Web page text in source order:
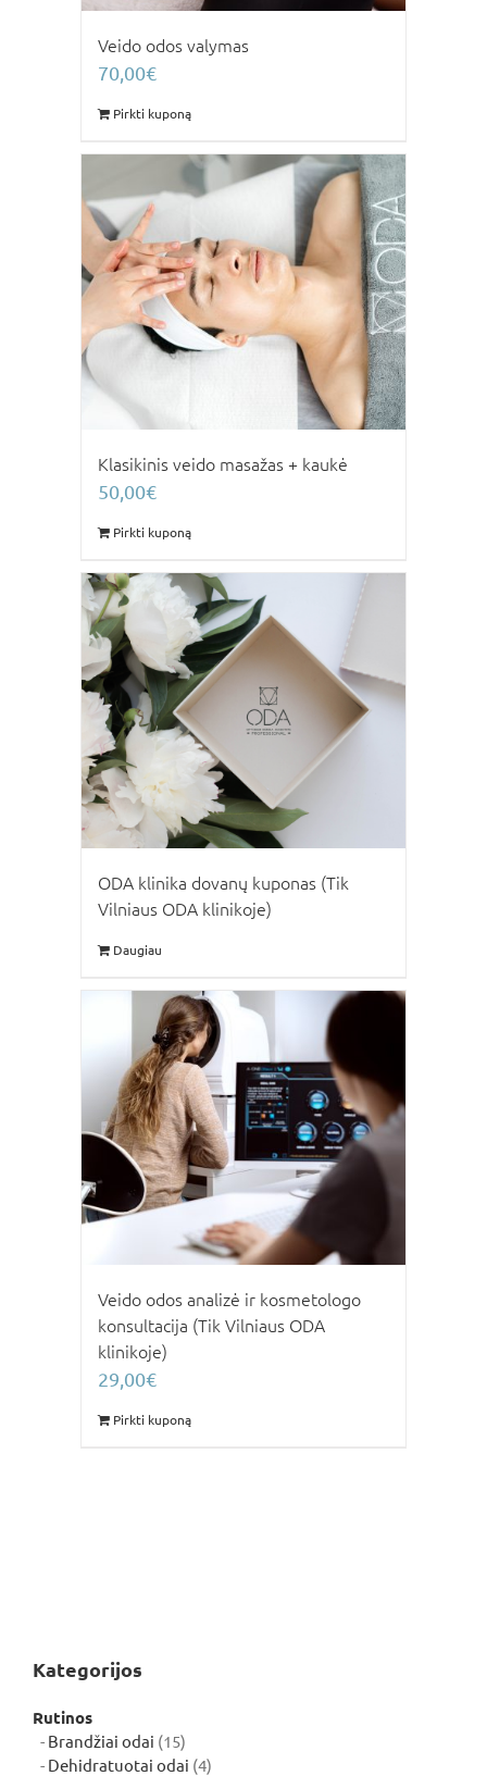
Veido odos valymas
70,00€
Pirkti kuponą
Klasikinis veido masažas + kaukė
50,00€
Pirkti kuponą
ODA klinika dovanų kuponas (Tik
Vilniaus ODA klinikoje)
Daugiau
Veido odos analizė ir kosmetologo
konsultacija (Tik Vilniaus ODA
klinikoje)
29,00€
Pirkti kuponą
Kategorijos
Rutinos
Brandžiai odai 1515
produktų
Dehidratuotai odai 44